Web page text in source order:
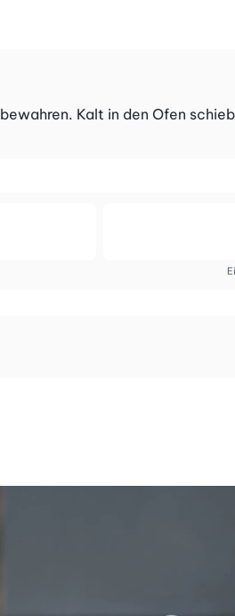
Kalt in den Ofen